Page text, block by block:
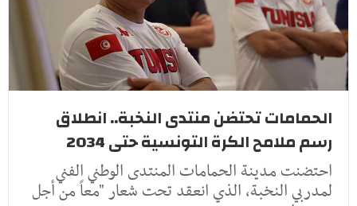
الحمامات تحتضن منتدى النخبة.. انطلاق
رسم ملامح الكرة التونسية حتى 2034
احتضنت مدينة الحمامات المنتدى الوطني الفني
لمدربي النخبة، الذي انعقد تحت شعار "معاً من أجل